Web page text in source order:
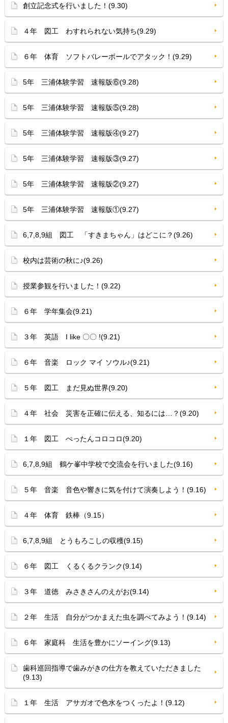
創立記念式を行いました！(9.30)
４年 図工 わすれられない気持ち(9.29)
６年 体育 ソフトバレーボールでアタック！(9.29)
5年 三浦体験学習 速報版⑥(9.28)
5年 三浦体験学習 速報版⑤(9.28)
5年 三浦体験学習 速報版④(9.27)
5年 三浦体験学習 速報版③(9.27)
5年 三浦体験学習 速報版②(9.27)
5年 三浦体験学習 速報版①(9.27)
6,7,8,9組 図工 「すきまちゃん」はどこに？(9.26)
校内は芸術の秋に♪(9.26)
授業参観を行いました！(9.22)
６年 学年集会(9.21)
３年 英語 I like 〇〇 !(9.21)
６年 音楽 ロック マイ ソウル♪(9.21)
５年 図工 まだ見ぬ世界(9.20)
４年 社会 災害を正確に伝える、知るには…？(9.20)
１年 図工 ぺったんコロコロ(9.20)
6,7,8,9組 鶴ケ峯中学校で交流会を行いました(9.16)
５年 音楽 音色や響きに気を付けて演奏しよう！(9.16)
４年 体育 鉄棒（9.15）
6,7,8,9組 とうもろこしの収穫(9.15)
６年 図工 くるくるクランク(9.14)
３年 道徳 みさきさんのえがお(9.14)
２年 生活 自分がつかまえた虫を調べてみよう！(9.14)
６年 家庭科 生活を豊かにソーイング(9.13)
歯科巡回指導で歯みがきの仕方を教えていただきました
(9.13)
１年 生活 アサガオで色水をつくったよ！(9.12)